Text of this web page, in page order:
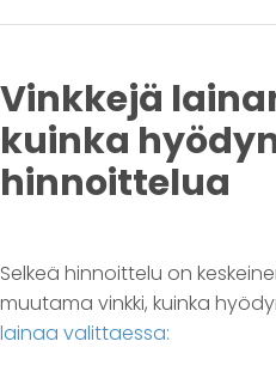
Vinkkejä
kuinka
hinnoittelua
Selkeä hinnoittelu on
muutama vinkki, kuinka
lainaa valittaessa: